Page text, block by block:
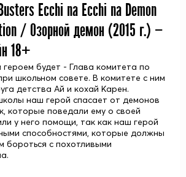
Ecchi na Ecchi na Demon
/ Озорной демон (2015 г.) —
18+
будет - Глава комитета по
школьном совете. В комитете с ним
детства Ай и кохай Карен.
наш герой спасает от демонов
которые поведали ему о своей
у него помощи, так как наш герой
способностями, которые должны
бороться с похотливыми